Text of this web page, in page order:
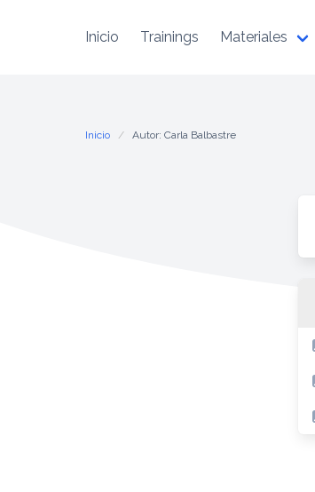
Inicio Trainings Materiales
Inicio Autor: Carla Balbastre